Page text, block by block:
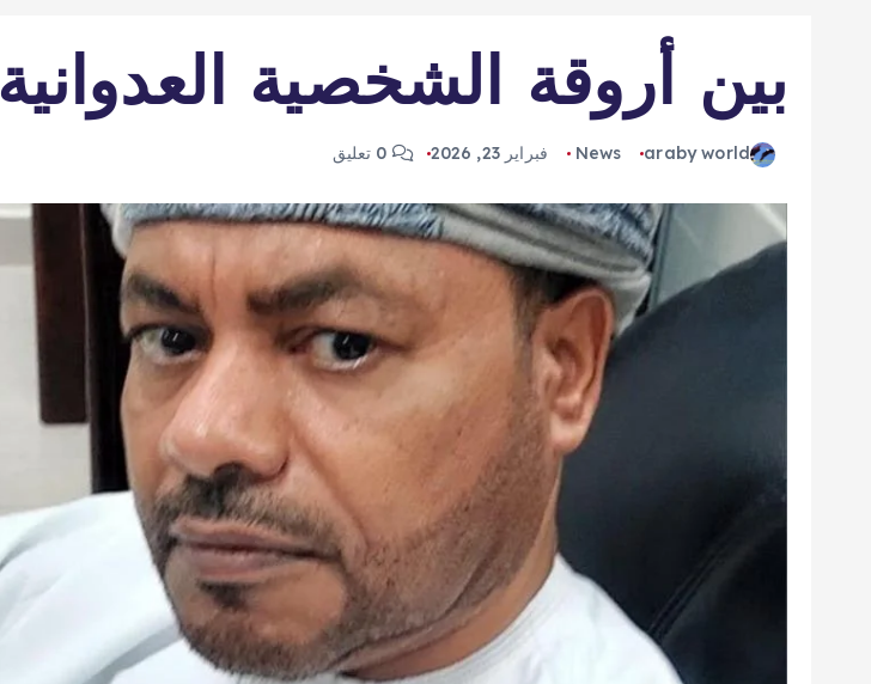
بين أروقة الشخصية العدوانية
araby world
News فبراير 23, 2026